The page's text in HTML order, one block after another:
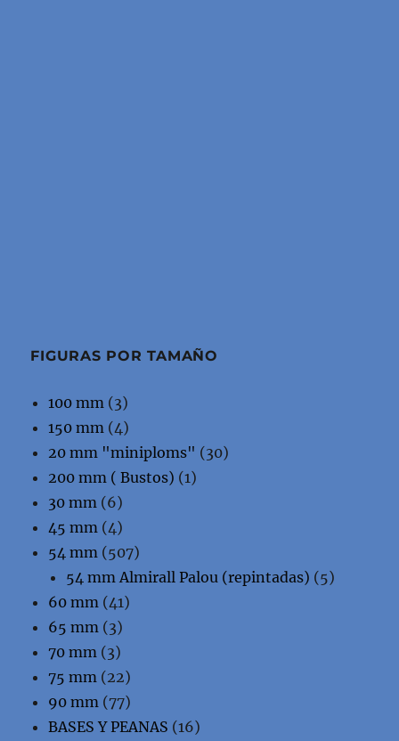
FIGURAS POR TAMAÑO
100 mm (3)
150 mm (4)
20 mm "miniploms" (30)
200 mm ( Bustos) (1)
30 mm (6)
45 mm (4)
54 mm (507)
54 mm Almirall Palou (repintadas) (5)
60 mm (41)
65 mm (3)
70 mm (3)
75 mm (22)
90 mm (77)
BASES Y PEANAS (16)